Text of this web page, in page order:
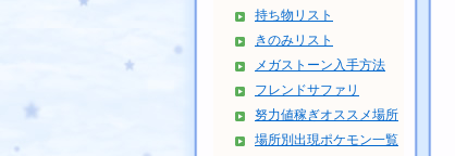
持ち物リスト
きのみリスト
メガストーン入手方法
フレンドサファリ
努力値稼ぎオススメ場所
場所別出現ポケモン一覧